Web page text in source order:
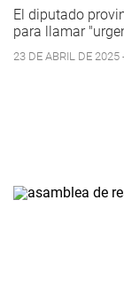
El diputado
para llamar
23 DE ABRIL DE 2025